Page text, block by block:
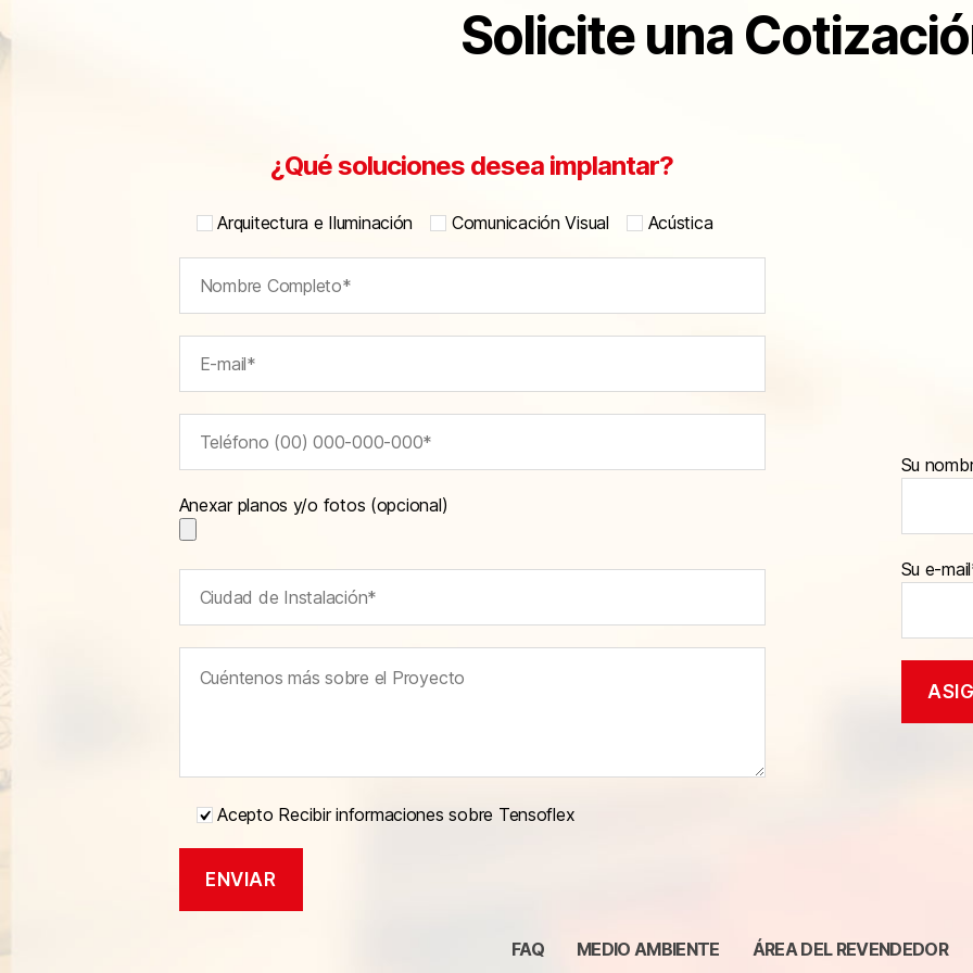
Solicite una
¿Qué soluciones desea implantar?
Arquitectura e Iluminación Comunicación Visual Acústica
Anexar planos y/o fotos (opcional)
Acepto Recibir informaciones sobre Tensoflex
Su
Su e-
FAQ MEDIO AMBIENTE ÁREA DEL REVENDEDOR